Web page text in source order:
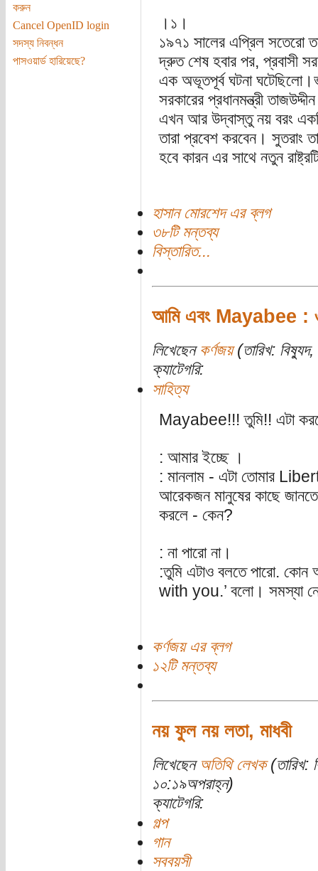
করুন
Cancel OpenID login
সদস্য নিবন্ধন
পাসওয়ার্ড হারিয়েছে?
।১।
১৯৭১ সালের এপ্রিল সতেরো
দ্রুত শেষ হবার পর, প্রবাসী
এক অভূতপূর্ব ঘটনা
সরকারের প্রধানমন্ত্রী
এখন আর উদ্বাস্তু নয় বরং একটি
তারা প্রবেশ করবেন। সুতরাং
হবে কারন এর সাথে নতুন
হাসান মোরশেদ এর ব্লগ
৩৮টি মন্তব্য
বিস্তারিত...
আমি এবং Mayabee
লিখেছেন কর্ণজয়(তারিখ:
ক্যাটেগরি:
সাহিত্য
Mayabee!!! তুমি!! এটা
: আমার ইচ্ছে ।
: মানলাম - এটা তোমার
আরেকজন মানুষের কাছে
করলে - কেন?
: না পারো না।
:তুমি এটাও বলতে পারো.
with you.’ বলো। সমস্যা
কর্ণজয় এর ব্লগ
১২টি মন্তব্য
নয় ফুল নয় লতা, মাধবী
লিখেছেন অতিথি লেখক(তারিখ:
১০:১৯অপরাহ্ন)
ক্যাটেগরি:
গল্প
গান
সববয়সী